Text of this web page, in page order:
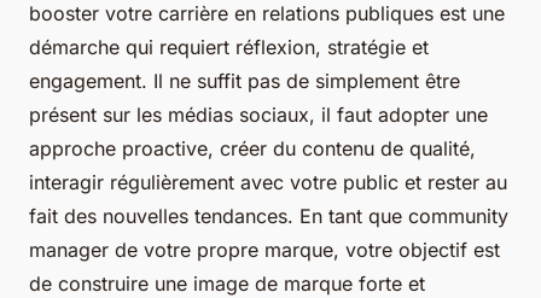
booster votre carrière en relations publiques est une
démarche qui requiert réflexion, stratégie et
engagement. Il ne suffit pas de simplement être
présent sur les médias sociaux, il faut adopter une
approche proactive, créer du contenu de qualité,
interagir régulièrement avec votre public et rester au
fait des nouvelles tendances. En tant que community
manager de votre propre marque, votre objectif est
de construire une image de marque forte et